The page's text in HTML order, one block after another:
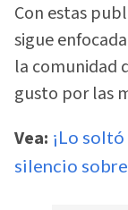
Con estas
sigue
la comunidad
gusto por las
Vea: ¡Lo
silencio